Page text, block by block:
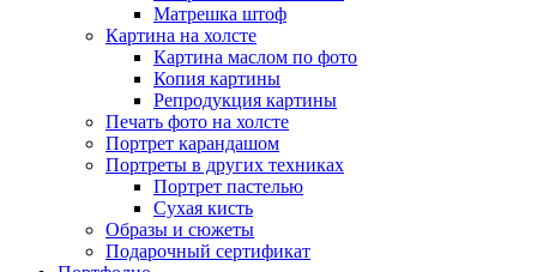
Матрешка штоф
Картина на холсте
Картина маслом по фото
Копия картины
Репродукция картины
Печать фото на холсте
Портрет карандашом
Портреты в других техниках
Портрет пастелью
Сухая кисть
Образы и сюжеты
Подарочный сертификат